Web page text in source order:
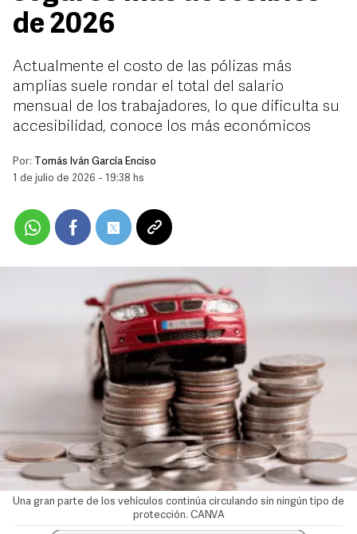
de 2026
Actualmente el costo de las pólizas más
amplias suele rondar el total del salario
mensual de los trabajadores, lo que dificulta su
accesibilidad, conoce los más económicos
Por:
Tomás Iván García Enciso
1 de julio de 2026 - 19:38 hs
Una gran parte de los vehículos continúa circulando sin ningún tipo de
protección. CANVA